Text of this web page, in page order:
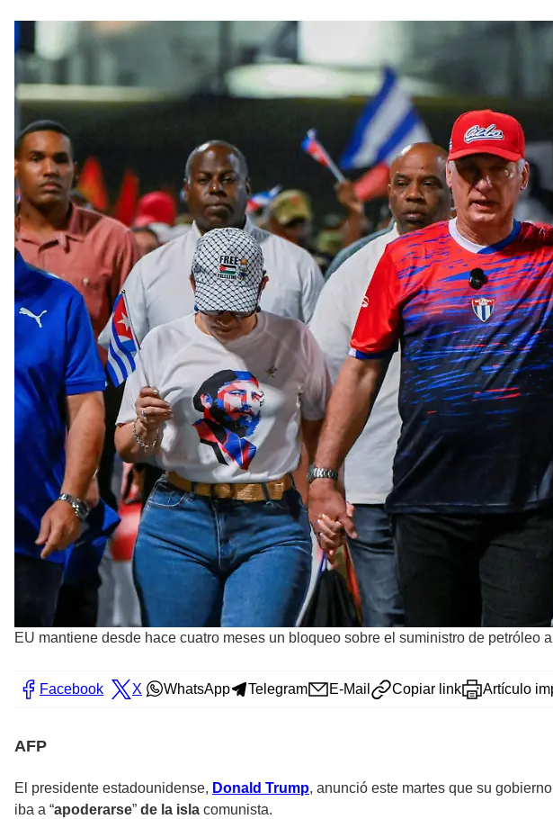
EU mantiene desde hace cuatro meses un bloqueo sobre el suministro de petróleo
Facebook X WhatsApp Telegram E-Mail Copiar link Artículo
AFP
El presidente estadounidense, Donald Trump, anunció este martes que su
iba a “apoderarse” de la isla comunista.